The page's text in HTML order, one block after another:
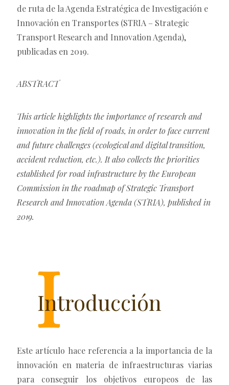
de ruta de la Agenda Estratégica de Investigación e
Innovación en Transportes (STRIA – Strategic
Transport Research and Innovation Agenda),
publicadas en 2019.
ABSTRACT
This article highlights the importance of research and
innovation in the field of roads, in order to face current
and future challenges (ecological and digital transition,
accident reduction, etc.). It also collects the priorities
established for road infrastructure by the European
Commission in the roadmap of Strategic Transport
Research and Innovation Agenda (STRIA), published in
2019.
Introducción
Este artículo hace referencia a la importancia de la
innovación en materia de infraestructuras viarias
para conseguir los objetivos europeos de las